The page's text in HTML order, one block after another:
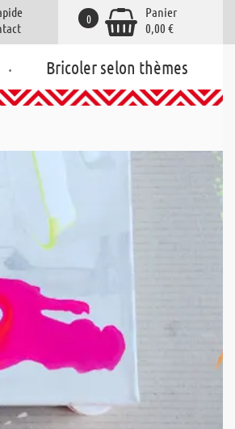
Panier
0,00 €
0
. Bricoler selon thèmes